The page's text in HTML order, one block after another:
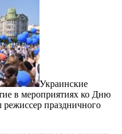
Украинские
в мероприятиях ко Дню
режиссер праздничного